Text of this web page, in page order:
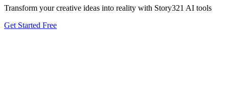
Transform your creative ideas into reality with Story321 AI tools
Get Started Free